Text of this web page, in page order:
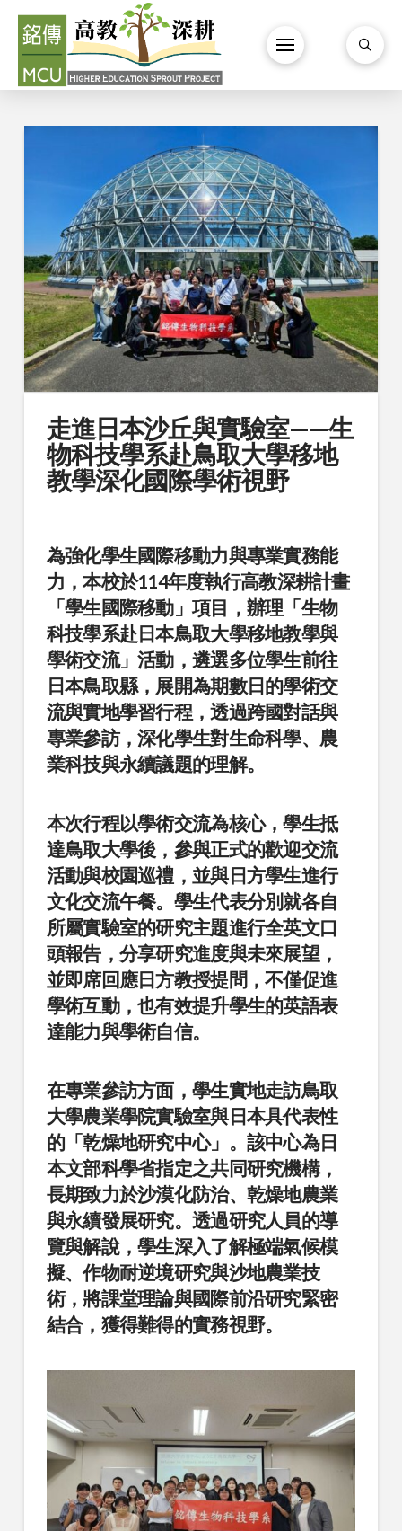
走進日本沙丘與實驗室——生
物科技學系赴鳥取大學移地
教學深化國際學術視野
為強化學生國際移動力與專業實務能
力，本校於114年度執行高教深耕計畫
「學生國際移動」項目，辦理「生物
科技學系赴日本鳥取大學移地教學與
學術交流」活動，遴選多位學生前往
日本鳥取縣，展開為期數日的學術交
流與實地學習行程，透過跨國對話與
專業參訪，深化學生對生命科學、農
業科技與永續議題的理解。
本次行程以學術交流為核心，學生抵
達鳥取大學後，參與正式的歡迎交流
活動與校園巡禮，並與日方學生進行
文化交流午餐。學生代表分別就各自
所屬實驗室的研究主題進行全英文口
頭報告，分享研究進度與未來展望，
並即席回應日方教授提問，不僅促進
學術互動，也有效提升學生的英語表
達能力與學術自信。
在專業參訪方面，學生實地走訪鳥取
大學農業學院實驗室與日本具代表性
的「乾燥地研究中心」。該中心為日
本文部科學省指定之共同研究機構，
長期致力於沙漠化防治、乾燥地農業
與永續發展研究。透過研究人員的導
覽與解說，學生深入了解極端氣候模
擬、作物耐逆境研究與沙地農業技
術，將課堂理論與國際前沿研究緊密
結合，獲得難得的實務視野。